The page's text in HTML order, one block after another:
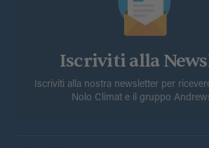
Iscriviti alla
Iscriviti alla nostra newsletter per
Nolo Climat e il gruppo